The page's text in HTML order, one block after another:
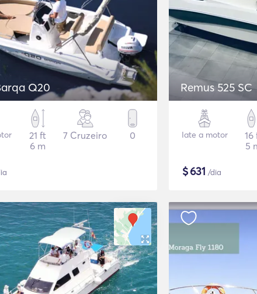
Q20
21 ft
6 m
7 Cruzeiro 0
Remus 525 SC
Iate a motor
16
5
$631 /dia